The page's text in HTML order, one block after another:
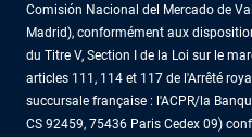
Comisión Nacional del Mercado de
Madrid), conformément aux
du Titre V, Section I de la Loi sur le
articles 111, 114 et 117 de l'Arrêté
succursale française : l'ACPR/la
CS 92459, 75436 Paris Cedex 09)